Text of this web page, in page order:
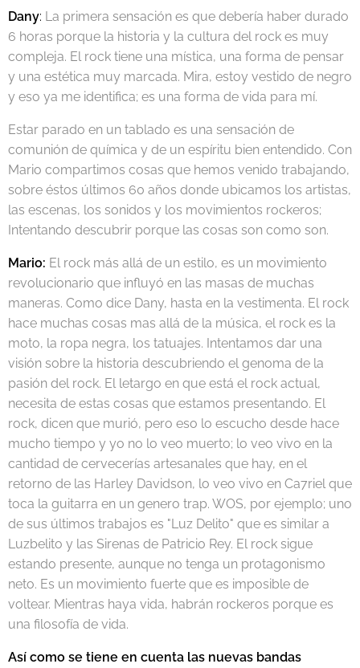
Dany: La primera sensación es que debería haber durado
6 horas porque la historia y la cultura del rock es muy
compleja. El rock tiene una mística, una forma de pensar
y una estética muy marcada. Mira, estoy vestido de negro
y eso ya me identifica; es una forma de vida para mí.
Estar parado en un tablado es una sensación de
comunión de química y de un espíritu bien entendido. Con
Mario compartimos cosas que hemos venido trabajando,
sobre éstos últimos 60 años donde ubicamos los artistas,
las escenas, los sonidos y los movimientos rockeros;
Intentando descubrir porque las cosas son como son.
Mario: El rock más allá de un estilo, es un movimiento
revolucionario que influyó en las masas de muchas
maneras. Como dice Dany, hasta en la vestimenta. El rock
hace muchas cosas mas allá de la música, el rock es la
moto, la ropa negra, los tatuajes. Intentamos dar una
visión sobre la historia descubriendo el genoma de la
pasión del rock. El letargo en que está el rock actual,
necesita de estas cosas que estamos presentando. El
rock, dicen que murió, pero eso lo escucho desde hace
mucho tiempo y yo no lo veo muerto; lo veo vivo en la
cantidad de cervecerías artesanales que hay, en el
retorno de las Harley Davidson, lo veo vivo en Ca7riel que
toca la guitarra en un genero trap. WOS, por ejemplo; uno
de sus últimos trabajos es "Luz Delito" que es similar a
Luzbelito y las Sirenas de Patricio Rey. El rock sigue
estando presente, aunque no tenga un protagonismo
neto. Es un movimiento fuerte que es imposible de
voltear. Mientras haya vida, habrán rockeros porque es
una filosofía de vida.
Así como se tiene en cuenta las nuevas bandas